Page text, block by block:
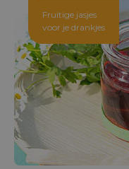
Fruitige jasjes
voor je drankjes